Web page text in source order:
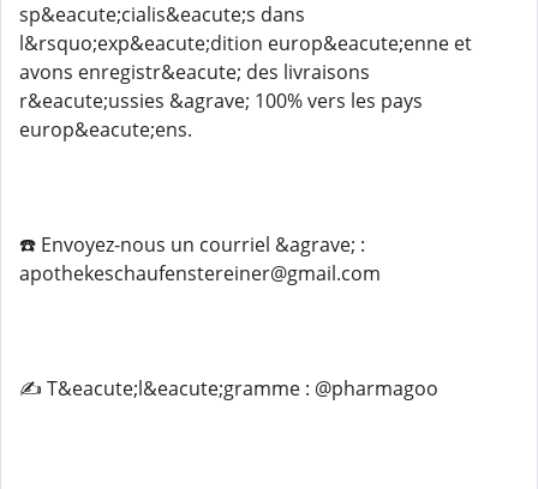
sp&eacute;cialis&eacute;s dans
l&rsquo;exp&eacute;dition europ&eacute;enne et
avons enregistr&eacute; des livraisons
r&eacute;ussies &agrave; 100% vers les pays
europ&eacute;ens.
☎️ Envoyez-nous un courriel &agrave; :
apothekeschaufenstereiner@gmail.com
✍️ T&eacute;l&eacute;gramme : @pharmagoo